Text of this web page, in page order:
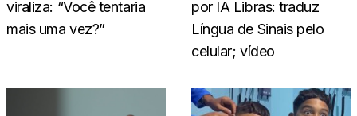
viraliza: “Você tentaria
mais uma vez?”
por IA Libras: traduz
Língua de Sinais pelo
celular; vídeo